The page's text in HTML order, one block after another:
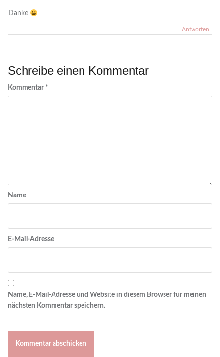
Danke
Antworten
Schreibe einen Kommentar
Kommentar *
Name
E-Mail-Adresse
Name, E-Mail-Adresse und Website in diesem Browser für meinen
nächsten Kommentar speichern.